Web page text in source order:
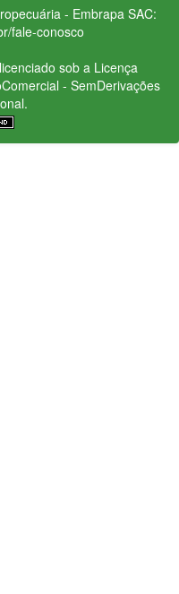
- Embrapa SAC:
fale-conosco
sob a Licença
- SemDerivações